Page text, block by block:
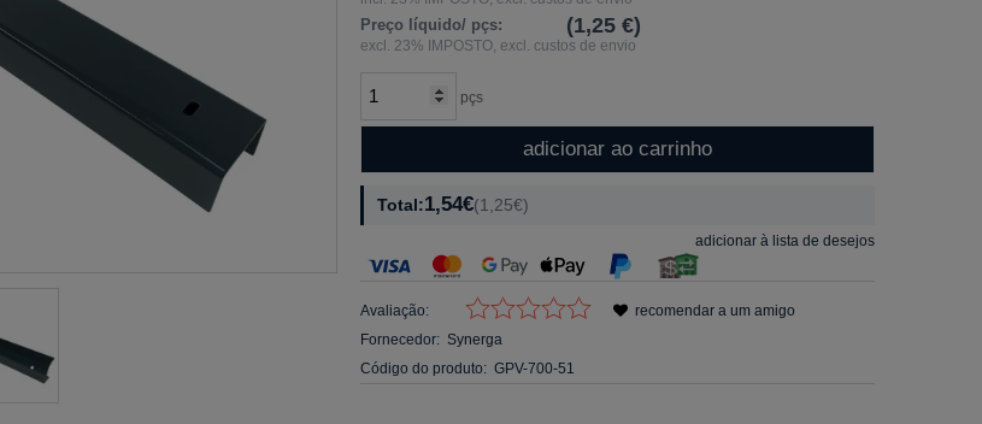
Preço líquido/ pçs: (1,25 €)
excl. 23% IMPOSTO, excl. custos de envio
pçs
adicionar ao carrinho
Total:1,54€(1,25€)
adicionar à lista de desejos
Avaliação:
Fornecedor: Synerga
Código do produto: GPV-700-51
recomendar a um amigo